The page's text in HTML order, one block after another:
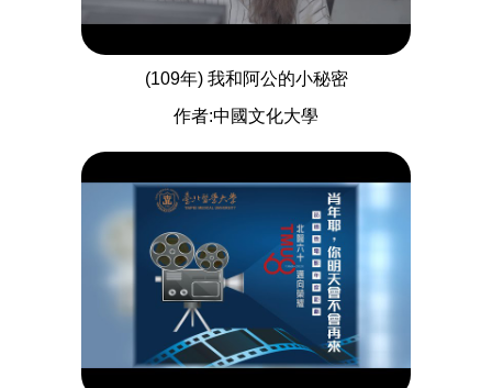
(109年) 我和阿公的小秘密
作者:中國文化大學